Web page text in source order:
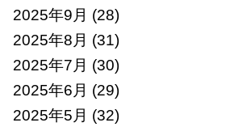
2025年9月 (28)
2025年8月 (31)
2025年7月 (30)
2025年6月 (29)
2025年5月 (32)